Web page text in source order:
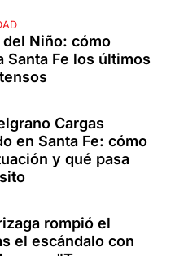
del Niño: cómo
Santa Fe los últimos
Cargas
en Santa Fe: cómo
y qué pasa
rompió el
el escándalo con